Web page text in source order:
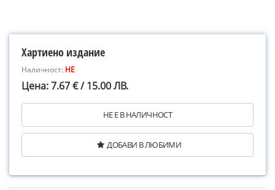
Хартиено издание
Наличност: НЕ
Цена: 7.67 € / 15.00 ЛВ.
НЕ Е В НАЛИЧНОСТ
ДОБАВИ В ЛЮБИМИ